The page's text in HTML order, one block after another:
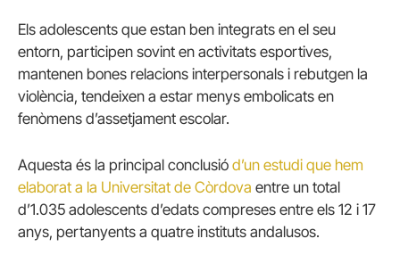
Els adolescents que estan ben integrats en el seu
entorn, participen sovint en activitats esportives,
mantenen bones relacions interpersonals i rebutgen la
violència, tendeixen a estar menys embolicats en
fenòmens d’assetjament escolar.
Aquesta és la principal conclusió d’un estudi que hem
elaborat a la Universitat de Còrdova entre un total
d’1.035 adolescents d’edats compreses entre els 12 i 17
anys, pertanyents a quatre instituts andalusos.